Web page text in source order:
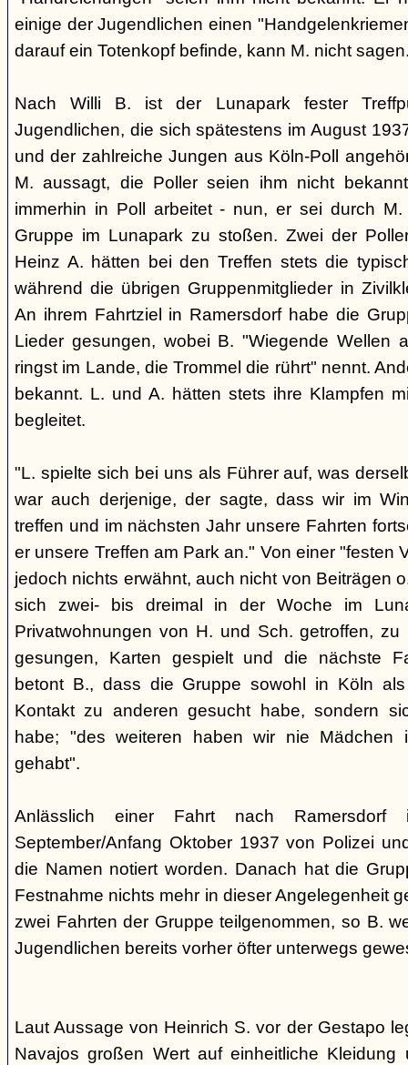
einige der Jugendlichen einen
darauf ein Totenkopf befinde, kann M. nicht
Nach Willi B. ist der Lunapark fester
Jugendlichen, die sich spätestens im August
und der zahlreiche Jungen aus Köln-Poll
M. aussagt, die Poller seien ihm nicht
immerhin in Poll arbeitet - nun, er sei durch M.
Gruppe im Lunapark zu stoßen. Zwei der
Heinz A. hätten bei den Treffen stets die
während die übrigen Gruppenmitglieder in
An ihrem Fahrtziel in Ramersdorf habe die
Lieder gesungen, wobei B. "Wiegende Wellen
ringst im Lande, die Trommel die rührt" nennt.
bekannt. L. und A. hätten stets ihre Klampfen
begleitet.
"L. spielte sich bei uns als Führer auf, was
war auch derjenige, der sagte, dass wir im
treffen und im nächsten Jahr unsere Fahrten
er unsere Treffen am Park an." Von einer "festen
jedoch nichts erwähnt, auch nicht von Beiträgen
sich zwei- bis dreimal in der Woche im
Privatwohnungen von H. und Sch. getroffen, zu
gesungen, Karten gespielt und die nächste
betont B., dass die Gruppe sowohl in Köln
Kontakt zu anderen gesucht habe, sondern
habe; "des weiteren haben wir nie Mädchen
gehabt".
Anlässlich einer Fahrt nach
September/Anfang Oktober 1937 von Polizei
die Namen notiert worden. Danach hat die
Festnahme nichts mehr in dieser Angelegenheit
zwei Fahrten der Gruppe teilgenommen, so B.
Jugendlichen bereits vorher öfter unterwegs
Laut Aussage von Heinrich S. vor der Gestapo
Navajos großen Wert auf einheitliche Kleidung